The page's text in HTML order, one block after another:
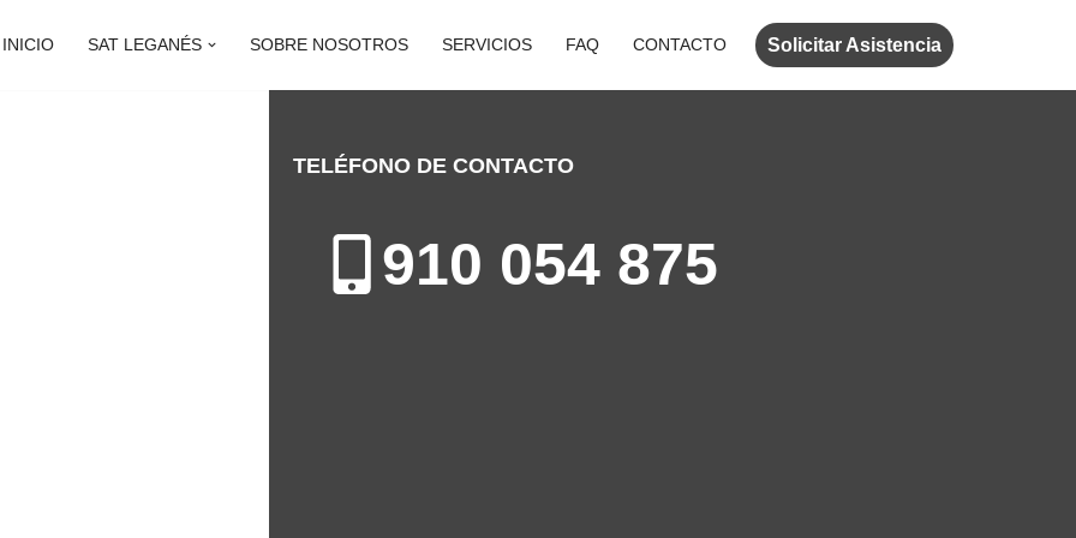
INICIO SAT LEGANÉS SOBRE NOSOTROS SERVICIOS FAQ CONTACTO Solicitar Asistencia
TELÉFONO DE CONTACTO
910 054 875